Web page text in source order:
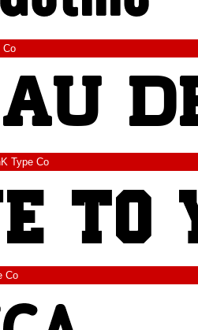
Co
Type Co
Co